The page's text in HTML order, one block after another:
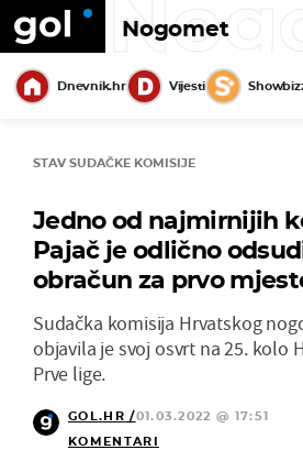
Nogomet
Dnevnik.hr Vijesti
STAV SUDAČKE KOMISIJE
Jedno od najmirnijih
Pajač je odlično
obračun za prvo
Sudačka komisija Hrvatskog
objavila je svoj osvrt na 25. kolo
Prve lige.
GOL.HR /01.03.2022 @ 17:51
KOMENTARI